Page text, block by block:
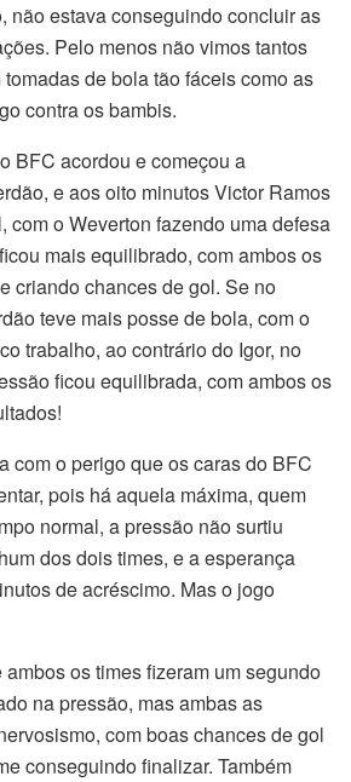
não estava conseguindo concluir as
Pelo menos não vimos tantos
de bola tão fáceis como as
contra os bambis.
BFC acordou e começou a
e aos oito minutos Victor Ramos
com o Weverton fazendo uma defesa
mais equilibrado, com ambos os
criando chances de gol. Se no
teve mais posse de bola, com o
trabalho, ao contrário do Igor, no
ficou equilibrada, com ambos os
com o perigo que os caras do BFC
pois há aquela máxima, quem
normal, a pressão não surtiu
dos dois times, e a esperança
de acréscimo. Mas o jogo
os times fizeram um segundo
na pressão, mas ambas as
com boas chances de gol
conseguindo finalizar. Também